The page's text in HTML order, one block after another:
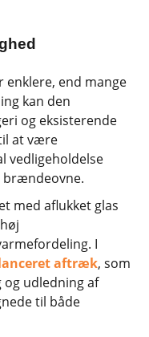
enklere, end mange
kan den
og eksisterende
at være
vedligeholdelse
brændeovne.
med aflukket glas
I
aftræk, som
udledning af
til både